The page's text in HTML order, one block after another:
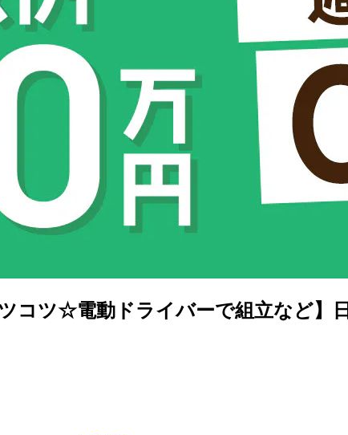
ツコツ☆電動ドライバーで組立など】